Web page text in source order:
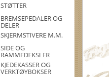
STØTTER
BREMSEPEDALER OG
DELER
SKJERMSTIVERE M.M.
SIDE OG
RAMMEDEKSLER
KJEDEKASSER OG
VERKTØYBOKSER